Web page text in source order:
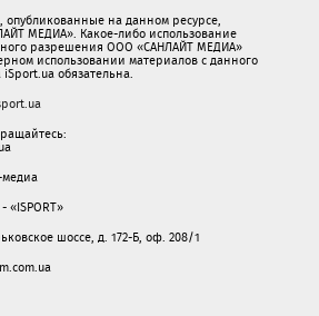
на данном ресурсе,
МЕДИА». Какое-либо использование
разрешения ООО «САНЛАЙТ МЕДИА»
использовании материалов с данного
обязательна.
«ISPORT»
шоссе, д. 172-Б, оф. 208/1